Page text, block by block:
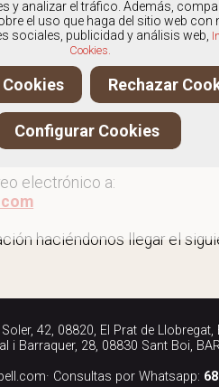
llamándonos a los
electrónico a:
haciéndonos llegar el
42, 08820, El Prat de Llobregat,
i Barraquer, 28, 08830 Sant Boi,
· Consultas por Whatsapp:
y analizar el tráfico. Además,
el uso que haga del sitio web con
sociales, publicidad y análisis web,
Cookies.
Rechazar
Configurar Cookies